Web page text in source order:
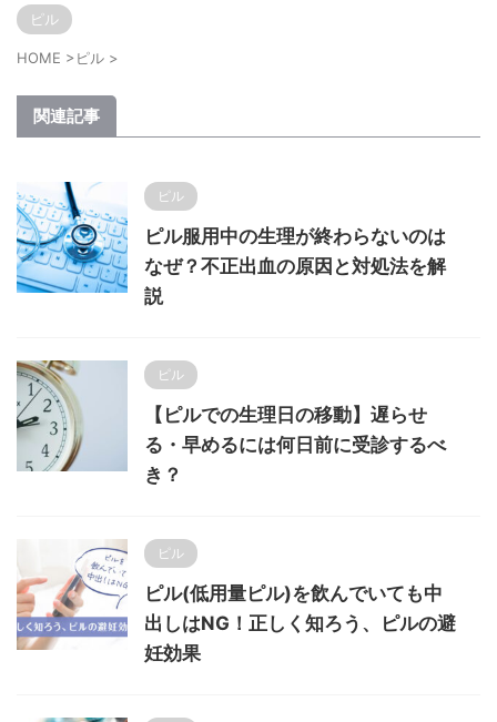
ピル
HOME >ピル >
関連記事
ピル
ピル服用中の生理が終わらないのは
なぜ？不正出血の原因と対処法を解
説
ピル
【ピルでの生理日の移動】遅らせ
る・早めるには何日前に受診するべ
き？
ピル
ピル(低用量ピル)を飲んでいても中
出しはNG！正しく知ろう、ピルの避
妊効果